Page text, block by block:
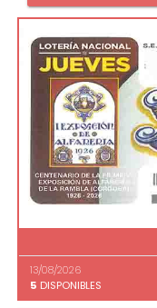
13/08/2026
5 DISPONIBLES